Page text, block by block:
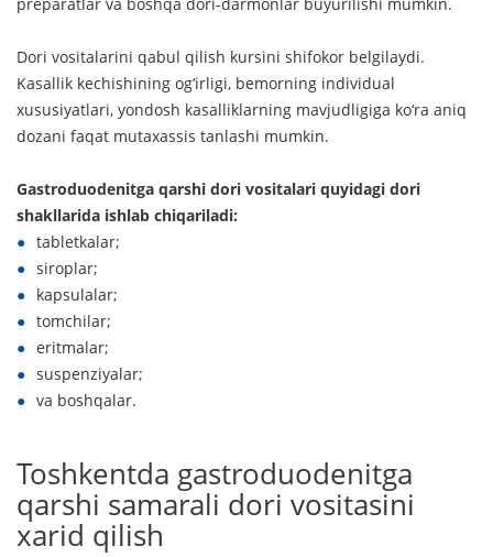
Dori vositalarini qabul qilish kursini shifokor belgilaydi.
Kasallik kechishining og‘irligi, bemorning individual
xususiyatlari, yondosh kasalliklarning mavjudligiga ko‘ra aniq
dozani faqat mutaxassis tanlashi mumkin.
Gastroduodenitga qarshi dori vositalari quyidagi dori
shakllarida ishlab chiqariladi:
tabletkalar;
siroplar;
kapsulalar;
tomchilar;
eritmalar;
suspenziyalar;
va boshqalar.
Toshkentda gastroduodenitga
qarshi samarali dori vositasini
xarid qilish